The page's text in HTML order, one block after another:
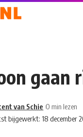
gaan
bijgewerkt: 18 december
van Schie 0 min lezen